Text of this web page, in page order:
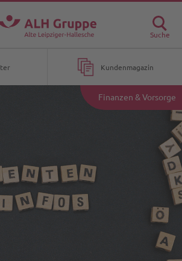
Suche
Kundenmagazin
Finanzen & Vorsorge